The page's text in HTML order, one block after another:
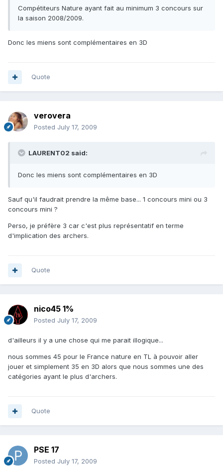
Compétiteurs Nature ayant fait au minimum 3 concours sur
la saison 2008/2009.
Donc les miens sont complémentaires en 3D
Quote
verovera
Posted July 17, 2009
LAURENT02 said:
Donc les miens sont complémentaires en 3D
Sauf qu'il faudrait prendre la même base... 1 concours mini ou 3
concours mini ?
Perso, je préfère 3 car c'est plus représentatif en terme
d'implication des archers.
Quote
nico45 1%
Posted July 17, 2009
d'ailleurs il y a une chose qui me parait illogique...
nous sommes 45 pour le France nature en TL à pouvoir aller
jouer et simplement 35 en 3D alors que nous sommes une des
catégories ayant le plus d'archers.
Quote
PSE 17
Posted July 17, 2009